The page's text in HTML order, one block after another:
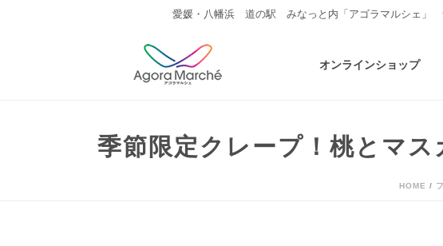
愛媛・八幡浜 道の駅 みなっと内「アゴラマルシェ」
オンラインショップ
季節限定クレープ！桃とマ
HOME /